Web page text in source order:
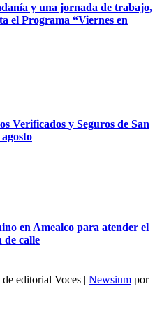
y una jornada de trabajo,
el Programa “Viernes en
Verificados y Seguros de San
en Amealco para atender el
de calle
editorial Voces | Newsium por